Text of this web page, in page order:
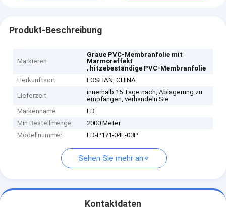
Produkt-Beschreibung
Markieren
Graue PVC-Membranfolie mit
Marmoreffekt
, hitzebeständige PVC-Membranfolie
Herkunftsort
FOSHAN, CHINA
Lieferzeit
innerhalb 15 Tage nach, Ablagerung zu
empfangen, verhandeln Sie
Markenname
LD
Min Bestellmenge
2000 Meter
Modellnummer
LD-P171-04F-03P
Sehen Sie mehr an
Kontaktdaten